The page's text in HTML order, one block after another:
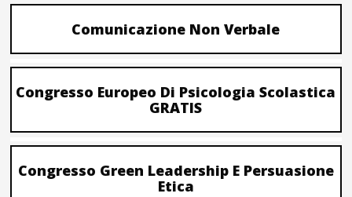
Comunicazione Non Verbale
Congresso Europeo Di Psicologia Scolastica
GRATIS
Congresso Green Leadership E Persuasione
Etica